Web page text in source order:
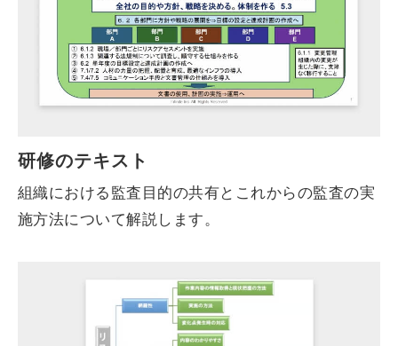
研修のテキスト
組織における監査目的の共有とこれからの監査の実
施方法について解説します。